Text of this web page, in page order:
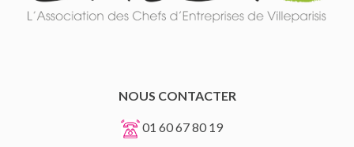
NOUS CONTACTER
01 60 67 80 19